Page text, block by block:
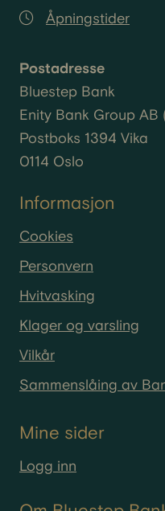
Åpningstider
Postadresse
Bluestep Bank
Enity Bank Group AB
Postboks 1394 Vika
0114 Oslo
Informasjon
Cookies
Personvern
Hvitvasking
Klager og varsling
Vilkår
Sammenslåing av
Mine sider
Logg inn